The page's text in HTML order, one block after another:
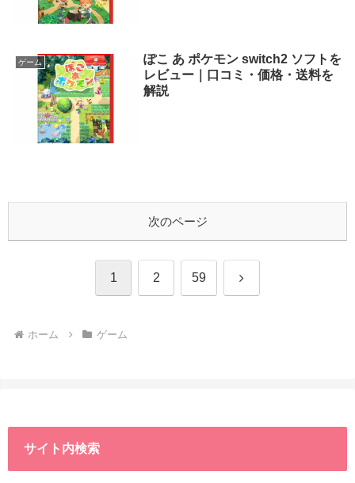
ゲーム
ぽこ あ ポケモン switch2 ソフトを
レビュー｜口コミ・価格・送料を
解説
次のページ
1 2 59 次
ホーム ゲーム
サイト内検索